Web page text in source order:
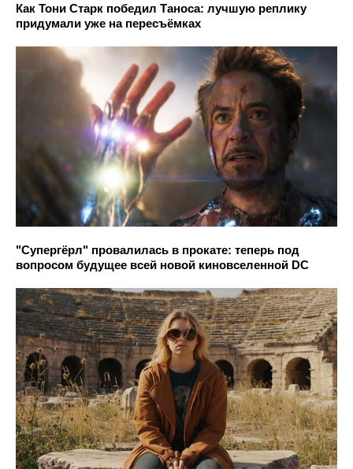
Как Тони Старк победил Таноса: лучшую реплику
придумали уже на пересъёмках
"Супергёрл" провалилась в прокате: теперь под
вопросом будущее всей новой киновселенной DC